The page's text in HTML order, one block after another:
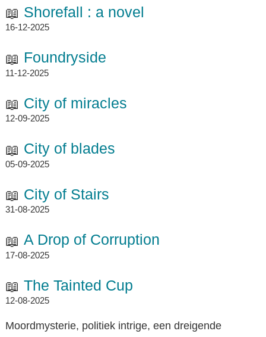
Shorefall : a novel
16-12-2025
Foundryside
11-12-2025
City of miracles
12-09-2025
City of blades
05-09-2025
City of Stairs
31-08-2025
A Drop of Corruption
17-08-2025
The Tainted Cup
12-08-2025
Moordmysterie, politiek intrige, een dreigende